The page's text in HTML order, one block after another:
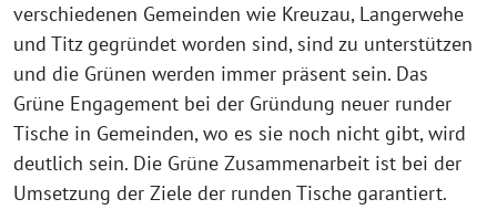
verschiedenen Gemeinden wie Kreuzau, Langerwehe
und Titz gegründet worden sind, sind zu unterstützen
und die Grünen werden immer präsent sein. Das
Grüne Engagement bei der Gründung neuer runder
Tische in Gemeinden, wo es sie noch nicht gibt, wird
deutlich sein. Die Grüne Zusammenarbeit ist bei der
Umsetzung der Ziele der runden Tische garantiert.